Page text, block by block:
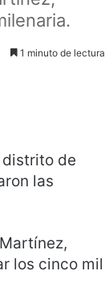
1 minuto de lectura
distrito de
las
los cinco mil